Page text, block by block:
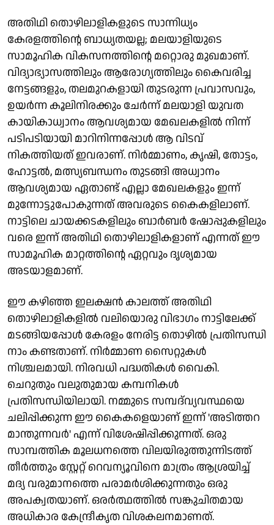
അതിഥി തൊഴിലാളികളുടെ സാന്നിധ്യം
കേരളത്തിന്റെ ബാധ്യതയല്ല; മലയാളിയുടെ
സാമൂഹിക വികസനത്തിന്റെ മറ്റൊരു മുഖമാണ്.
വിദ്യാഭ്യാസത്തിലും ആരോഗ്യത്തിലും കൈവരിച്ച
നേട്ടങ്ങളും, തലമുറകളായി തുടരുന്ന പ്രവാസവും,
ഉയർന്ന കൂലിനിരക്കും ചേർന്ന് മലയാളി യുവത
കായികാധ്വാനം ആവശ്യമായ മേഖലകളിൽ നിന്ന്
പടിപടിയായി മാറിനിന്നപ്പോൾ ആ വിടവ്
നികത്തിയത് ഇവരാണ്. നിർമ്മാണം, കൃഷി, തോട്ടം,
ഹോട്ടൽ, മത്സ്യബന്ധനം തുടങ്ങി അധ്വാനം
ആവശ്യമായ ഏതാണ്ട് എല്ലാ മേഖലകളും ഇന്ന്
മുന്നോട്ടുപോകുന്നത് അവരുടെ കൈകളിലാണ്.
നാട്ടിലെ ചായക്കടകളിലും ബാർബർ ഷോപ്പുകളിലും
വരെ ഇന്ന് അതിഥി തൊഴിലാളികളാണ് എന്നത് ഈ
സാമൂഹിക മാറ്റത്തിന്റെ ഏറ്റവും ദൃശ്യമായ
അടയാളമാണ്.
ഈ കഴിഞ്ഞ ഇലക്ഷൻ കാലത്ത് അതിഥി
തൊഴിലാളികളിൽ വലിയൊരു വിഭാഗം നാട്ടിലേക്ക്
മടങ്ങിയപ്പോൾ കേരളം നേരിട്ട തൊഴിൽ പ്രതിസന്ധി
നാം കണ്ടതാണ്. നിർമ്മാണ സൈറ്റുകൾ
നിശ്ചലമായി. നിരവധി പദ്ധതികൾ വൈകി.
ചെറുതും വലുതുമായ കമ്പനികൾ
പ്രതിസന്ധിയിലായി. നമ്മുടെ സമ്പദ്‌വ്യവസ്ഥയെ
ചലിപ്പിക്കുന്ന ഈ കൈകളെയാണ് ഇന്ന് 'അടിത്തറ
മാന്തുന്നവർ' എന്ന് വിശേഷിപ്പിക്കുന്നത്. ഒരു
സാമ്പത്തിക മൂലധനത്തെ വിലയിരുത്തുന്നിടത്ത്
തീർത്തും സ്റ്റേറ്റ് റെവന്യൂവിനെ മാത്രം ആശ്രയിച്ച്
മദ്യ വരുമാനത്തെ പരാമർശിക്കുന്നതും ഒരു
അപക്വതയാണ്. ഒരർത്ഥത്തിൽ സങ്കുചിതമായ
അധികാര കേന്ദ്രീകൃത വിശകലനമാണത്.